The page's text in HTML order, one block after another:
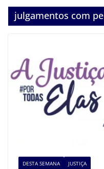
julgamentos com
DESTA SEMANA JUSTIÇA